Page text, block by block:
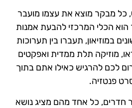
ב-Cinema Mystica, כל מבקר מוצא את עצמו מועבר
הכלי המרכזי להבעת אמנות
במוזיאון, תעברו בין תערוכות
מוזיקה תלת ממדית ואפקטים
לכם להרגיש כאילו אתם בתוך
פנטזיה.
חדרים, כל אחד מהם מציג נושא